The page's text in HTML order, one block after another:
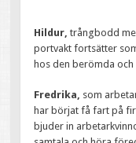
Hildur, trångbodd
portvakt fortsätter
hos den berömda
Fredrika, som
har börjat få fart på
bjuder in